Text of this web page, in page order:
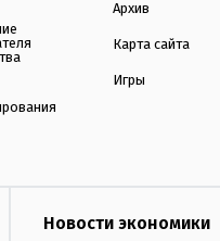
Архив
Карта сайта
Игры
Новости экономики